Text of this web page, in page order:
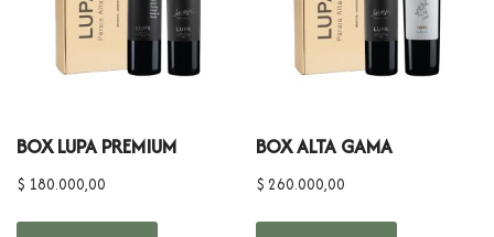
BOX LUPA PREMIUM
$ 180.000,00
BOX ALTA GAMA
$ 260.000,00